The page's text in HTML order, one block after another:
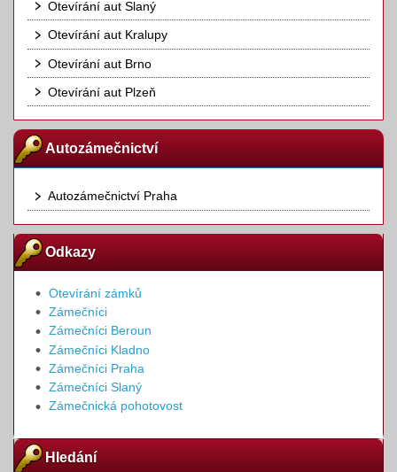
Otevírání aut Slaný
Otevírání aut Kralupy
Otevírání aut Brno
Otevírání aut Plzeň
Autozámečnictví
Autozámečnictví Praha
Odkazy
Otevírání zámků
Zámečníci
Zámečníci Beroun
Zámečníci Kladno
Zámečníci Praha
Zámečníci Slaný
Zámečnická pohotovost
Hledání